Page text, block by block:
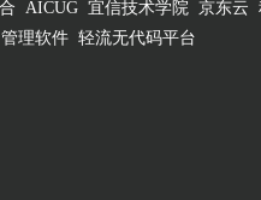
AICUG 宜信技术学院 京东云
理软件 轻流无代码平台